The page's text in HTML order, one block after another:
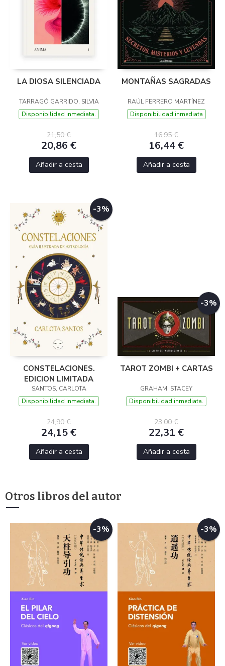
LA DIOSA SILENCIADA
TARRAGÓ GARRIDO, SILVIA
Disponibilidad inmediata.
21,50 €
20,86 €
Añadir a cesta
MONTAÑAS SAGRADAS
RAÚL FERRERO MARTÍNEZ
Disponibilidad inmediata
16,95 €
16,44 €
Añadir a cesta
-3%
CONSTELACIONES.
EDICION LIMITADA
SANTOS, CARLOTA
Disponibilidad inmediata.
24,90 €
24,15 €
Añadir a cesta
-3%
TAROT ZOMBI + CARTAS
GRAHAM, STACEY
Disponibilidad inmediata.
23,00 €
22,31 €
Añadir a cesta
Otros libros del autor
-3% -3%